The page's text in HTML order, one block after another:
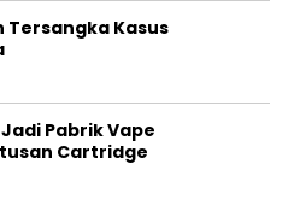
Tersangka Kasus
Pabrik Vape
Cartridge